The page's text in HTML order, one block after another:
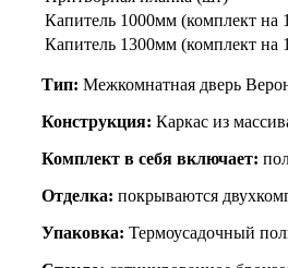
Капитель 1000мм (комплект на
Капитель 1300мм (комплект на
Тип: Межкомнатная дверь
Конструкция: Каркас из
Комплект в себя включает:
Отделка: покрываются
Упаковка: Термоусадочный